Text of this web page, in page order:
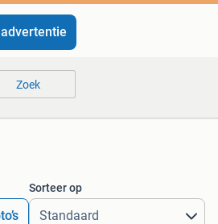
Zoek
Sorteer op